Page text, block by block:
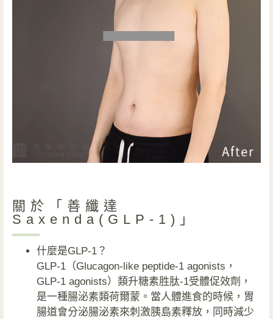
關於「善纖達
Saxenda(GLP-1)」
什麼是GLP-1？
GLP-1（Glucagon-like peptide-1 agonists，
GLP-1 agonists）類升糖素胜肽-1受體促效劑，
是一種腸泌素類荷爾蒙。當人體進食的時候，胃
腸道會分泌腸泌素來刺激胰島素釋放，同時減少